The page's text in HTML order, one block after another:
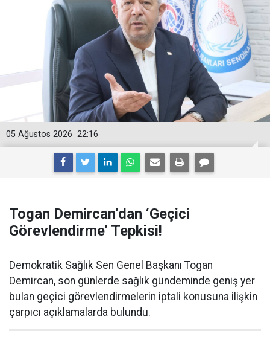
22:16
05 Ağustos 2026
Togan Demircan’dan ‘Geçici
Görevlendirme’ Tepkisi!
Demokratik Sağlık Sen Genel Başkanı Togan
Demircan, son günlerde sağlık gündeminde geniş yer
bulan geçici görevlendirmelerin iptali konusuna ilişkin
çarpıcı açıklamalarda bulundu.